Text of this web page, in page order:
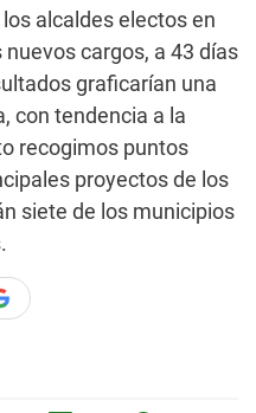
alcaldes electos en
cargos, a 43 días
graficarían una
con tendencia a la
recogimos puntos
proyectos de los
siete de los municipios